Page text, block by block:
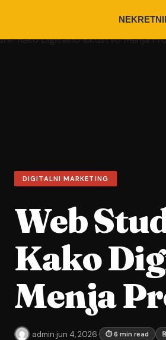
DIGITALNI MARKETING
Web
Kako
Menja
admin·jun 4, 2026· ⏱ 6 min read